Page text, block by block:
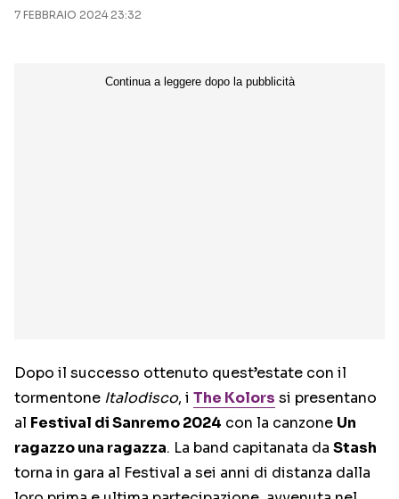
7 FEBBRAIO 2024 23:32
Dopo il successo ottenuto quest’estate con il
tormentone Italodisco, i The Kolors si presentano
al Festival di Sanremo 2024 con la canzone Un
ragazzo una ragazza. La band capitanata da Stash
torna in gara al Festival a sei anni di distanza dalla